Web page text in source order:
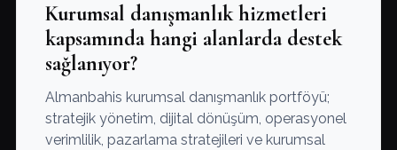
Kurumsal danışmanlık hizmetleri
kapsamında hangi alanlarda destek
sağlanıyor?
Almanbahis kurumsal danışmanlık portföyü;
stratejik yönetim, dijital dönüşüm, operasyonel
verimlilik, pazarlama stratejileri ve kurumsal